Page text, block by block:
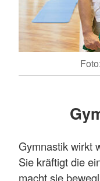
Stormarn,
Oldesloe,
Wann?
statt.
Termine 2025
Zu
Beachten Sie
transportieren
Pro begonnene
13,00 Euro
Gymnastik wirkt
Sie kräftigt die
macht sie